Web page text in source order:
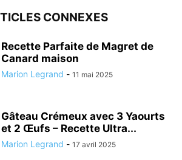
CONNEXES
Recette Parfaite de Magret de
Canard maison
Marion Legrand - 11 mai 2025
Gâteau Crémeux avec 3 Yaourts
et 2 Œufs – Recette Ultra...
Marion Legrand - 17 avril 2025